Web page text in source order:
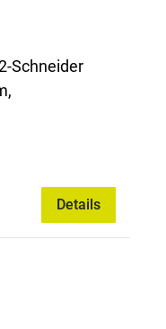
Schneider
Details